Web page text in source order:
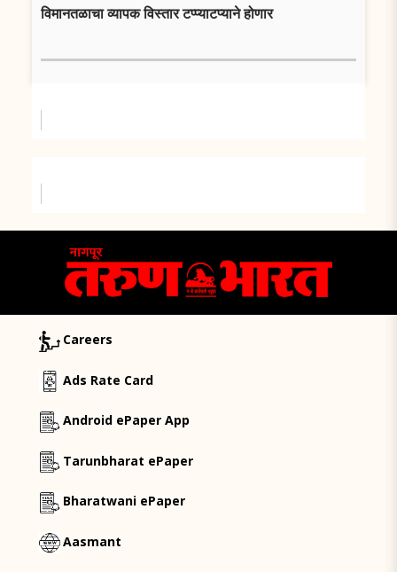
विमानतळाचा व्यापक विस्तार टप्प्याटप्याने होणार
Careers
Ads Rate Card
Android ePaper App
Tarunbharat ePaper
Bharatwani ePaper
Aasmant